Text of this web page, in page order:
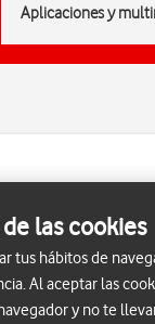
Aplicaciones y
de las cookies
tus hábitos de
Al aceptar las
y no te